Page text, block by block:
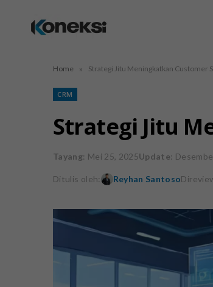
Home » Strategi Jitu Meningkatkan Customer
CRM
Strategi Jitu
Tayang: Mei 25, 2025Update:
Ditulis oleh: Reyhan Santoso